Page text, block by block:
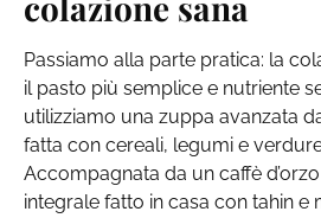
Passiamo alla parte pratica: la
il pasto più semplice e nutriente
utilizziamo una zuppa avanzata
fatta con cereali, legumi e
Accompagnata da un caffè
integrale fatto in casa con tahin e